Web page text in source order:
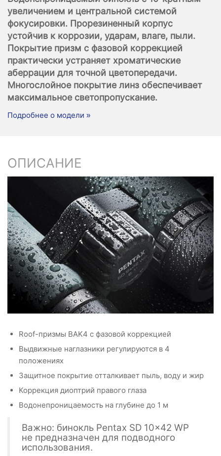
увеличением и центральной системой
фокусировки. Прорезиненный корпус
устойчив к коррозии, ударам, влаге, пыли.
Покрытие призм с фазовой коррекцией
практически устраняет хроматические
аберрации для точной цветопередачи.
Многослойное покрытие линз обеспечивает
максимальное светопропускание.
Подробнее о модели »
ОПИСАНИЕ
Roof-призмы BAK4 с фазовой коррекцией
Выдвижные наглазники регулируются в 4
положениях
Защитное покрытие отталкивает пыль, воду и жир
Коррекция диоптрий правого глаза
Водонепроницаемость на глубине до 1 м
Важно: бинокль Pentax SD 10x42 WP
не предназначен для подводного
использования.